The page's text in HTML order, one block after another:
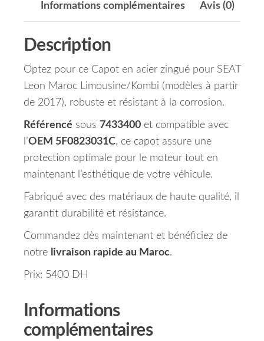
Informations complémentaires Avis (0)
Description
Optez pour ce Capot en acier zingué pour SEAT
Leon Maroc Limousine/Kombi (modèles à partir
de 2017), robuste et résistant à la corrosion.
Référencé sous 7433400 et compatible avec
l’OEM 5F0823031C, ce capot assure une
protection optimale pour le moteur tout en
maintenant l’esthétique de votre véhicule.
Fabriqué avec des matériaux de haute qualité, il
garantit durabilité et résistance.
Commandez dès maintenant et bénéficiez de
notre livraison rapide au Maroc.
Prix: 5400 DH
Informations
complémentaires